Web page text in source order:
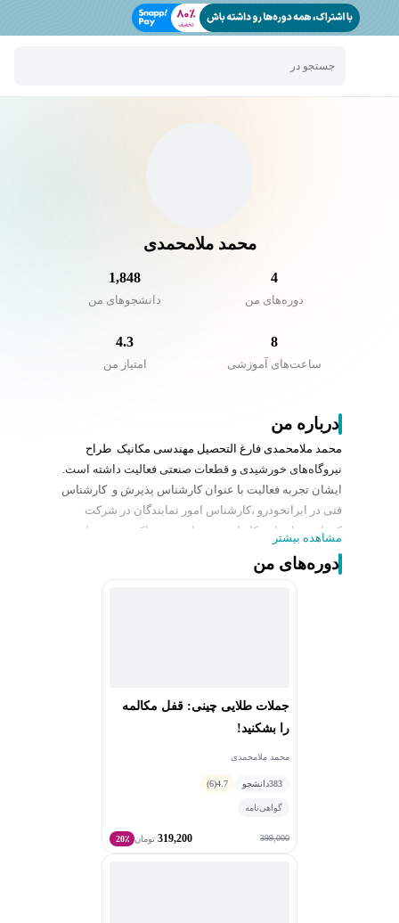
جستجو در
محمد ملامحمدی
4
دوره‌های من
1,848
دانشجو‌های من
8
ساعت‌های آموزشی
4.3
امتیاز من
درباره من
محمد ملامحمدی فارغ التحصیل مهندسی مکانیک طراح
نیروگاه‌های خورشیدی و قطعات صنعتی فعالیت داشته است.
ایشان تجربه فعالیت با عنوان کارشناس پذیرش و کارشناس
فنی در ایرانخودرو ،کارشناس امور نمایندگان در شرکت
کرمان دیزل را در کارنامه خود دارند و هم اکنون به عنوان
مشاور و مترجم زبان چینی برای صنایع و شرکت های
خودروسازی فعالیت می‌کنند.
مشاهده بیشتر
دوره‌های من
جملات طلایی چینی: قفل مکالمه
را بشکنید!
محمد ملامحمدی
383دانشجو 4.7
(6)
گواهی‌نامه
399,000
319,200 تومان 20٪